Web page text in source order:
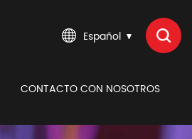
Español
CONTACTO CON NOSOTROS